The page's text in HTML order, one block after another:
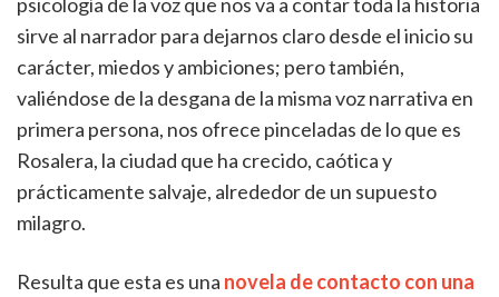
sirve al narrador para dejarnos claro desde el inicio su
carácter, miedos y ambiciones; pero también,
valiéndose de la desgana de la misma voz narrativa en
primera persona, nos ofrece pinceladas de lo que es
Rosalera, la ciudad que ha crecido, caótica y
prácticamente salvaje, alrededor de un supuesto
milagro.
Resulta que esta es una novela de contacto con una